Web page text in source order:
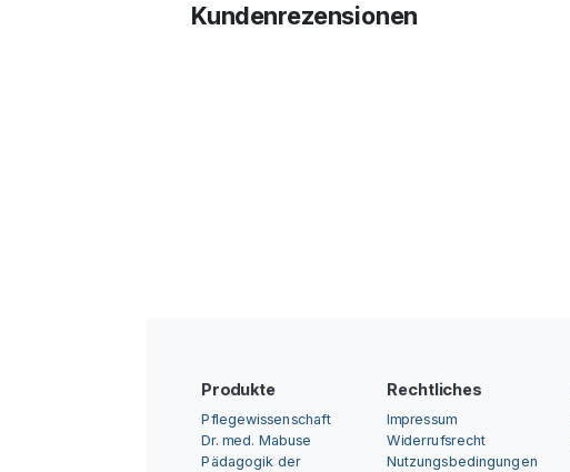
Kundenrezensionen
Produkte
Pflegewissenschaft
Dr. med. Mabuse
Pädagogik der
Rechtliches
Impressum
Widerrufsrecht
Nutzungsbedingungen